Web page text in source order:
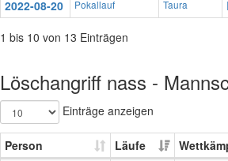
2022-08-20 Pokallauf Taura
1 bis 10 von 13 Einträgen
Löschangriff nass -
Einträge anzeigen
Person Läufe